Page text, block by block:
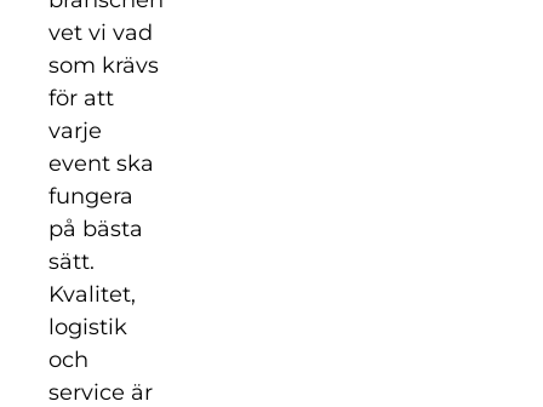
vet vi vad
som krävs
för att
varje
event ska
fungera
på bästa
sätt.
Kvalitet,
logistik
och
service är